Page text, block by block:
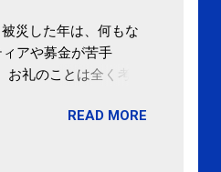
災した年は、何もな
アや募金が苦手
礼のことは全く考え
の目的は......。 総務
READ MORE